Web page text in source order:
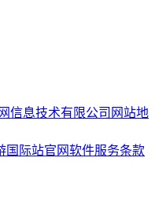
信息技术有限公司 网站地
国际站官网软件服务条款